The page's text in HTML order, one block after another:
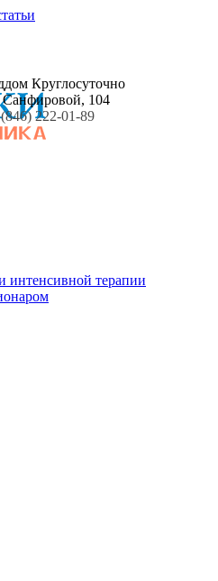
Круглосуточно
Санфировой, 104
222-01-89
интенсивной терапии